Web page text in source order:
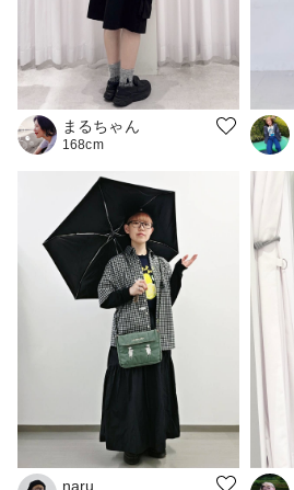
まるちゃん
168cm
naru